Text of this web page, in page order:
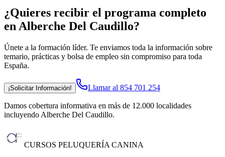
¿Quieres recibir el programa completo
en Alberche Del Caudillo?
Únete a la formación líder. Te enviamos toda la información sobre
temario, prácticas y bolsa de empleo sin compromiso para toda
España.
¡Solicitar Información! Llamar al 854 701 254
Damos cobertura informativa en más de 12.000 localidades
incluyendo Alberche Del Caudillo.
CURSOS PELUQUERÍA CANINA